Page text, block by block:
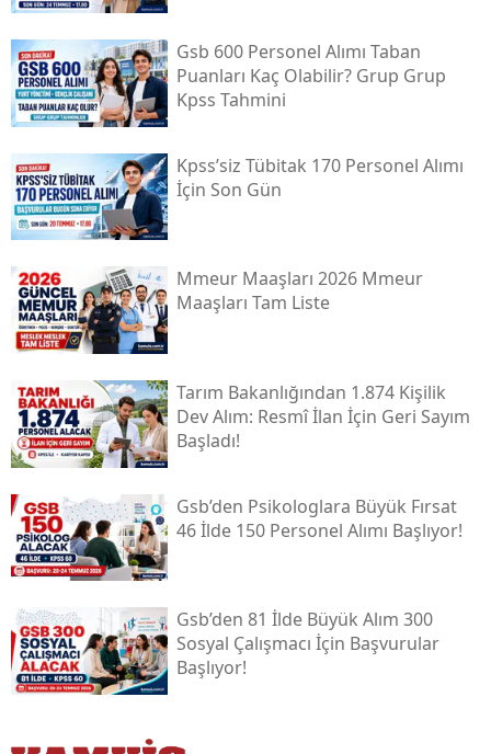
Gsb 600 Personel Alımı Taban
Puanları Kaç Olabilir? Grup Grup
Kpss Tahmini
Kpss’siz Tübi̇tak 170 Personel Alımı
İçin Son Gün
Mmeur Maaşları 2026 Mmeur
Maaşları Tam Liste
Tarım Bakanlığından 1.874 Kişilik
Dev Alım: Resmî İlan İçin Geri Sayım
Başladı!
Gsb’den Psikologlara Büyük Fırsat
46 İlde 150 Personel Alımı Başlıyor!
Gsb’den 81 İlde Büyük Alım 300
Sosyal Çalışmacı İçin Başvurular
Başlıyor!